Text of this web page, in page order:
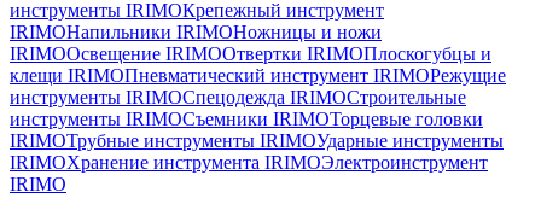
инструменты IRIMOКрепежный инструмент
IRIMOНапильники IRIMOНожницы и ножи
IRIMOОсвещение IRIMOОтвертки IRIMOПлоскогубцы и
клещи IRIMOПневматический инструмент IRIMOРежущие
инструменты IRIMOСпецодежда IRIMOСтроительные
инструменты IRIMOСъемники IRIMOТорцевые головки
IRIMOТрубные инструменты IRIMOУдарные инструменты
IRIMOХранение инструмента IRIMOЭлектроинструмент
IRIMO